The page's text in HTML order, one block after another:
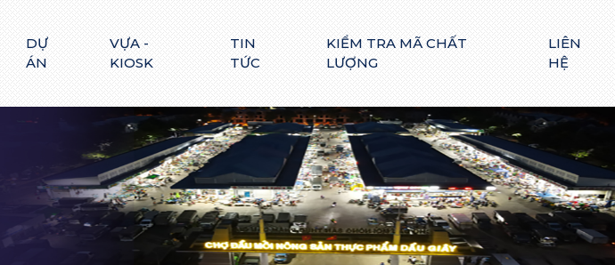
DỰ
ÁN
VỰA -
KIOSK
TIN
TỨC
KIỂM TRA MÃ CHẤT
LƯỢNG
LIÊN
HỆ